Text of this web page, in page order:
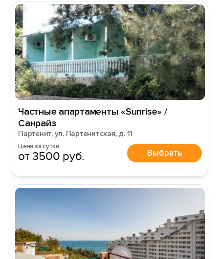
Частные апартаменты «Sunrise» /
Санрайз
Партенит, ул. Партенитская, д. 11
Цена за сутки
от 3500 руб. Выбрать